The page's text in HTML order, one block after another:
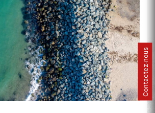
Contactez-nous